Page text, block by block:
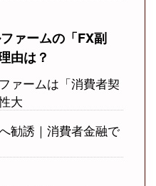
ァームの「FX副
由は？
ァームは「消費者契
大
勧誘｜消費者金融で